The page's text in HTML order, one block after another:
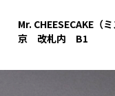
Mr. CHEESECAKE（
京 改札内 B1